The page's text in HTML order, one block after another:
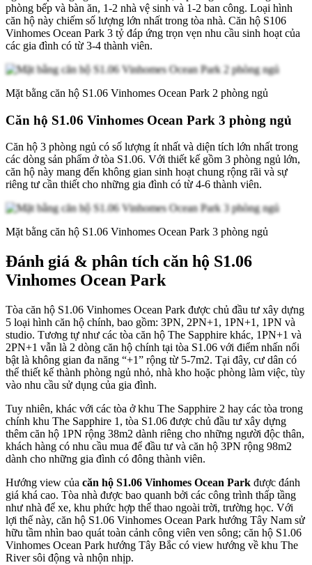
phòng bếp và bàn ăn, 1-2 nhà vệ sinh và 1-2 ban công. Loại hình
căn hộ này chiếm số lượng lớn nhất trong tòa nhà. Căn hộ S106
Vinhomes Ocean Park 3 tỷ đáp ứng trọn vẹn nhu cầu sinh hoạt của
các gia đình có từ 3-4 thành viên.
Mặt bằng căn hộ S1.06 Vinhomes Ocean Park 2 phòng ngủ
Căn hộ S1.06 Vinhomes Ocean Park 3 phòng ngủ
Căn hộ 3 phòng ngủ có số lượng ít nhất và diện tích lớn nhất trong
các dòng sản phẩm ở tòa S1.06. Với thiết kế gồm 3 phòng ngủ lớn,
căn hộ này mang đến không gian sinh hoạt chung rộng rãi và sự
riêng tư cần thiết cho những gia đình có từ 4-6 thành viên.
Mặt bằng căn hộ S1.06 Vinhomes Ocean Park 3 phòng ngủ
Đánh giá & phân tích căn hộ S1.06
Vinhomes Ocean Park
Tòa căn hộ S1.06 Vinhomes Ocean Park được chủ đầu tư xây dựng
5 loại hình căn hộ chính, bao gồm: 3PN, 2PN+1, 1PN+1, 1PN và
studio. Tương tự như các tòa căn hộ The Sapphire khác, 1PN+1 và
2PN+1 vẫn là 2 dòng căn hộ chính tại tòa S1.06 với điểm nhấn nổi
bật là không gian đa năng “+1” rộng từ 5-7m2. Tại đây, cư dân có
thể thiết kế thành phòng ngủ nhỏ, nhà kho hoặc phòng làm việc, tùy
vào nhu cầu sử dụng của gia đình.
Tuy nhiên, khác với các tòa ở khu The Sapphire 2 hay các tòa trong
chính khu The Sapphire 1, tòa S1.06 được chủ đầu tư xây dựng
thêm căn hộ 1PN rộng 38m2 dành riêng cho những người độc thân,
khách hàng có nhu cầu mua để đầu tư và căn hộ 3PN rộng 98m2
dành cho những gia đình có đông thành viên.
Hướng view của căn hộ S1.06 Vinhomes Ocean Park được đánh
giá khá cao. Tòa nhà được bao quanh bởi các công trình thấp tầng
như nhà để xe, khu phức hợp thể thao ngoài trời, trường học. Với
lợi thế này, căn hộ S1.06 Vinhomes Ocean Park hướng Tây Nam sử
hữu tầm nhìn bao quát toàn cảnh công viên ven sông; căn hộ S1.06
Vinhomes Ocean Park hướng Tây Bắc có view hướng về khu The
River sôi động và nhộn nhịp.